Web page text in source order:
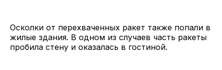
Осколки от перехваченных ракет также попали в
жилые здания. В одном из случаев часть ракеты
пробила стену и оказалась в гостиной.